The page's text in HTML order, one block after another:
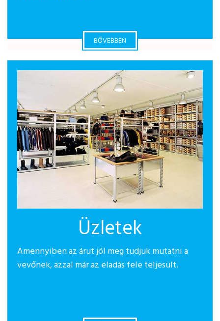
BŐVEBBEN
Üzletek
Amennyiben az árut jól meg tudjuk mutatni a
vevőnek, azzal már az eladás fele teljesült.